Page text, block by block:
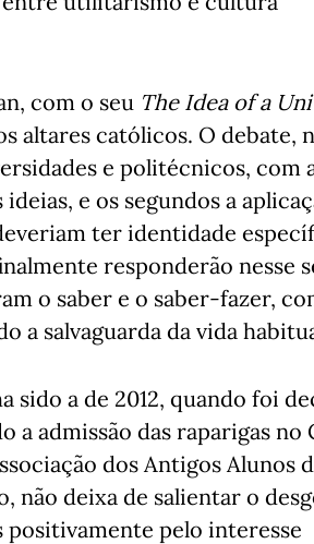
com o seu The Idea of a
altares católicos. O debate,
e politécnicos, com
e os segundos a
ter identidade
responderão nesse
o saber e o saber-fazer,
a salvaguarda da vida
a de 2012, quando foi
admissão das raparigas no
dos Antigos Alunos
não deixa de salientar o
positivamente pelo interesse